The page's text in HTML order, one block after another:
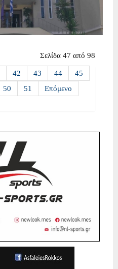
Σελίδα 47 από 98
42 43 44
45
50 51
Επόμενο